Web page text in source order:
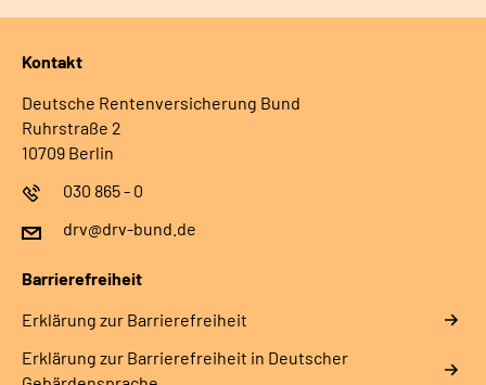
Kontakt
Deutsche Rentenversicherung Bund
Ruhrstraße 2
10709 Berlin
030 865 - 0
drv@drv-bund.de
Barrierefreiheit
Erklärung zur Barrierefreiheit
Erklärung zur Barrierefreiheit in Deutscher